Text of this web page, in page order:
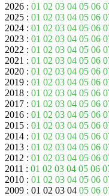
2026 : 01 02 03 04 05 06
2025 : 01 02 03 04 05 06
2024 : 01 02 03 04 05 06
2023 : 01 02 03 04 05 06
2022 : 01 02 03 04 05 06
2021 : 01 02 03 04 05 06
2020 : 01 02 03 04 05 06
2019 : 01 02 03 04 05 06
2018 : 01 02 03 04 05 06
2017 : 01 02 03 04 05 06
2016 : 01 02 03 04 05 06
2015 : 01 02 03 04 05 06
2014 : 01 02 03 04 05 06
2013 : 01 02 03 04 05 06
2012 : 01 02 03 04 05 06
2011 : 01 02 03 04 05 06
2010 : 01 02 03 04 05 06
2009 : 01 02 03 04 05 06